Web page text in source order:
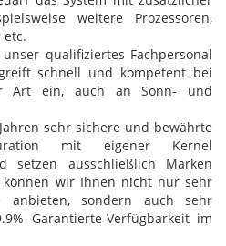
weitere Prozessoren,
etc.
qualifiziertes Fachpersonal
schnell und kompetent bei
Art ein, auch an Sonn- und
sehr sichere und bewährte
mit eigener Kernel
setzen ausschließlich Marken
können wir Ihnen nicht nur sehr
anbieten, sondern auch sehr
Garantierte-Verfügbarkeit im